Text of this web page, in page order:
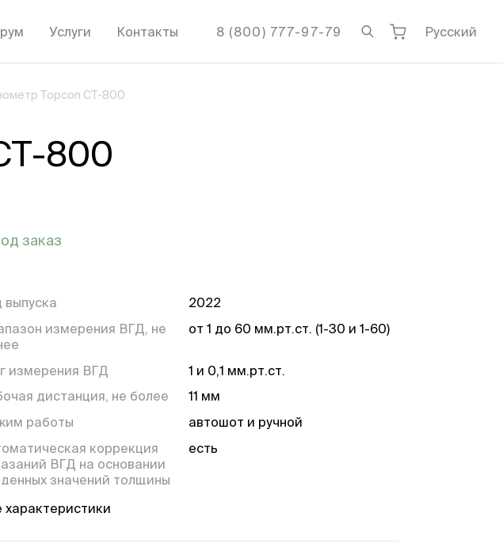
Услуги Контакты 8 (800) 777-97-79 Русский
Topcon CT-800
800
заказ
выпуска
2022
измерения ВГД, не
от 1 до 60 мм.рт.ст. (1-30 и 1-60)
измерения ВГД
1 и 0,1 мм.рт.ст.
дистанция, не более
11 мм
работы
автошот и ручной
коррекция
ВГД на основании
значений толщины
есть
характеристики